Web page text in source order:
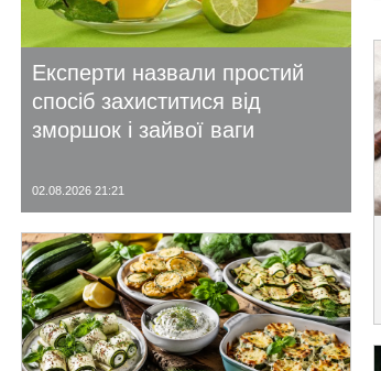
Експерти назвали простий
спосіб захиститися від
зморшок і зайвої ваги
02.08.2026 21:21